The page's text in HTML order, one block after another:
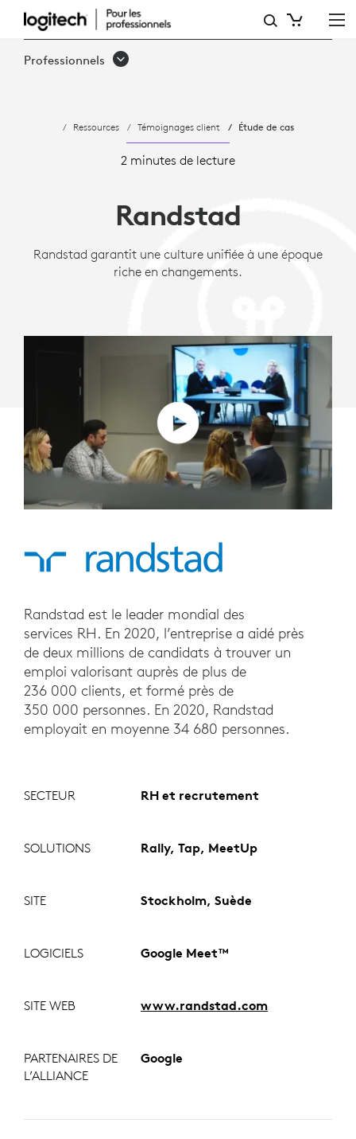
ÉTUDE
DE
RANDSTAD
STANDARDISÉ
RÉUNIONS
VIRTUELLES
LOGITECH
Professionnels
Ressources Témoignages client Étude de cas
2 minutes de lecture
Randstad
Randstad garantit une culture unifiée à une époque
riche en changements.
Randstad est le leader mondial des
services RH. En 2020, l’entreprise a aidé près
de deux millions de candidats à trouver un
emploi valorisant auprès de plus de
236 000 clients, et formé près de
350 000 personnes. En 2020, Randstad
employait en moyenne 34 680 personnes.
SECTEUR RH et recrutement
SOLUTIONS Rally, Tap, MeetUp
SITE Stockholm, Suède
LOGICIELS Google Meet™
SITE WEB www.randstad.com
PARTENAIRES DE
L’ALLIANCE
Google